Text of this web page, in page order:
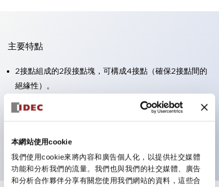
本網站使用cookie
我們使用cookie來將內容和廣告個人化，以提供社交媒體
功能和分析我們的流量。我們也與我們的社交媒體、廣告
和分析合作夥伴分享有關您使用我們網站的資料，這些合
主要特點
2接點組成的2段接點塊，可構成4接點（確保2接點間的
絕緣性）。
面板深度39.9mm（※11段接點塊）、59.9mm（※22段
接點塊）。可實現省空間設計。
防護結構